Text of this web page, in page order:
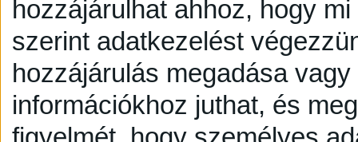
hozzájárulhat ahhoz, hogy
szerint adatkezelést
hozzájárulás megadása
információkhoz juthat, és